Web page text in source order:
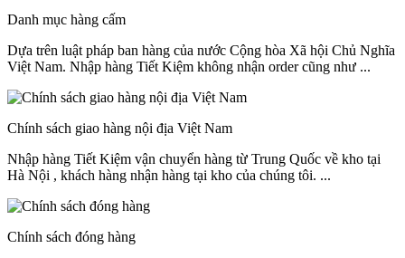
Danh mục hàng cấm
Dựa trên luật pháp ban hàng của nước Cộng hòa Xã hội Chủ Nghĩa
Việt Nam. Nhập hàng Tiết Kiệm không nhận order cũng như ...
Chính sách giao hàng nội địa Việt Nam
Nhập hàng Tiết Kiệm vận chuyển hàng từ Trung Quốc về kho tại
Hà Nội , khách hàng nhận hàng tại kho của chúng tôi. ...
Chính sách đóng hàng